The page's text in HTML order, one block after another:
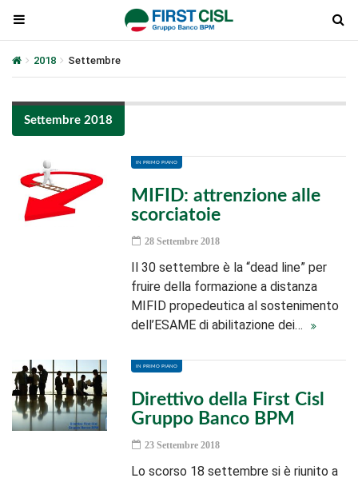
2018 Settembre
Settembre 2018
IN PRIMO PIANO
MIFID: attrenzione alle
scorciatoie
28 Settembre 2018
Il 30 settembre è la “dead line” per
fruire della formazione a distanza
MIFID propedeutica al sostenimento
dell’ESAME di abilitazione dei…
IN PRIMO PIANO
Direttivo della First Cisl
Gruppo Banco BPM
23 Settembre 2018
Lo scorso 18 settembre si è riunito a